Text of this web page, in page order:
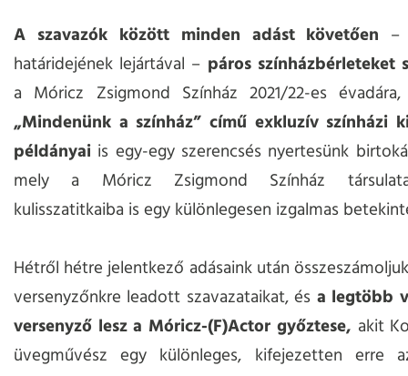
A szavazók között minden adást követően –
határidejének lejártával – páros színházbérleteket
a Móricz Zsigmond Színház 2021/22-es
„Mindenünk a színház” című exkluzív színházi
példányai is egy-egy szerencsés nyertesünk
mely a Móricz Zsigmond Színház
kulisszatitkaiba is egy különlegesen izgalmas
Hétről hétre jelentkező adásaink után
versenyzőnkre leadott szavazataikat, és a legtöbb
versenyző lesz a Móricz-(F)Actor győztese, akit
üvegművész egy különleges, kifejezetten erre